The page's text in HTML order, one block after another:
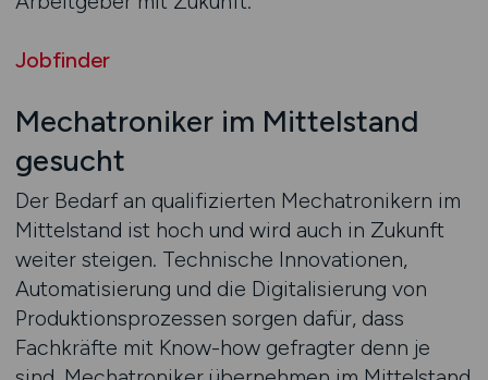
Jobfinder
Mechatroniker im Mittelstand
gesucht
Der Bedarf an qualifizierten Mechatronikern im
Mittelstand ist hoch und wird auch in Zukunft
weiter steigen. Technische Innovationen,
Automatisierung und die Digitalisierung von
Produktionsprozessen sorgen dafür, dass
Fachkräfte mit Know-how gefragter denn je